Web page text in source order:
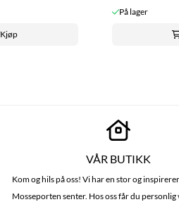
Kjøp
På lager
VÅR BUTIKK
Kom og hils på oss! Vi har en stor og
Mosseporten senter. Hos oss får du personlig